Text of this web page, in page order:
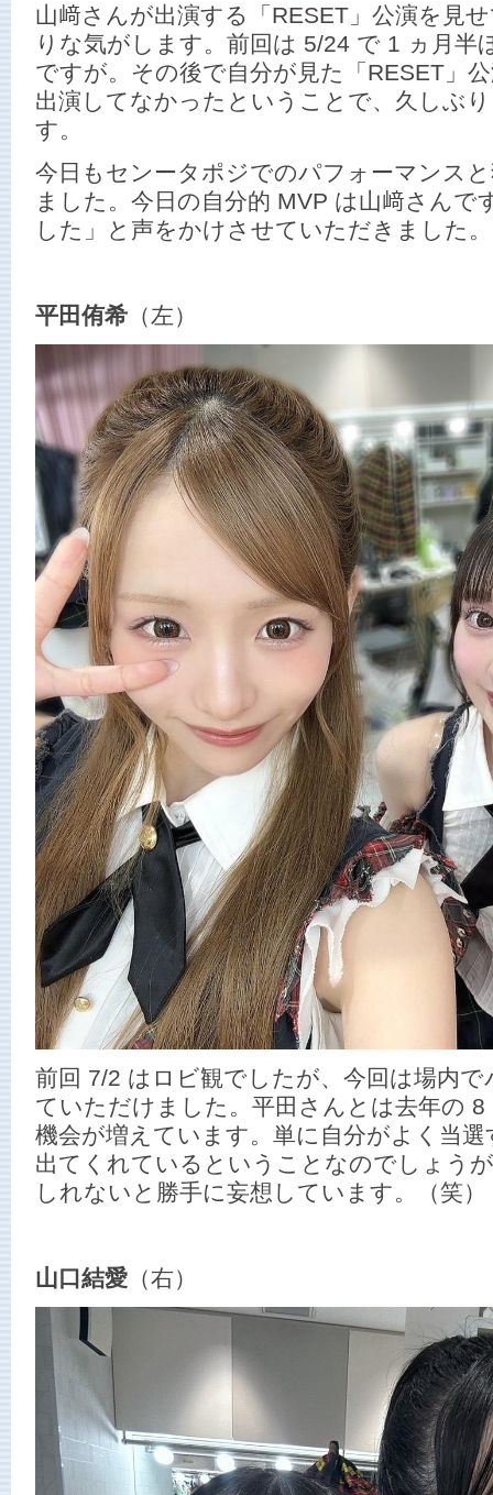
山﨑さんが出演する「RESET」公演を見
りな気がします。前回は 5/24 で 1 ヵ月半
ですが。その後で自分が見た「RESET」
出演してなかったということで、久しぶ
す。
今日もセンータポジでのパフォーマンス
ました。今日の自分的 MVP は山﨑さんで
した」と声をかけさせていただきました。
平田侑希 （左）
前回 7/2 はロビ観でしたが、今回は場内
ていただけました。平田さんとは去年の
機会が増えています。単に自分がよく当
出てくれているということなのでしょう
しれないと勝手に妄想しています。（笑）
山口結愛 （右）